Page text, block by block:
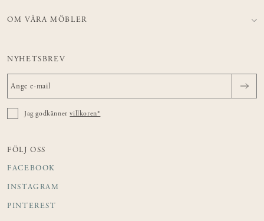
OM VÅRA MÖBLER
NYHETSBREV
Jag godkännervillkoren*
FÖLJ OSS
FACEBOOK
INSTAGRAM
PINTEREST